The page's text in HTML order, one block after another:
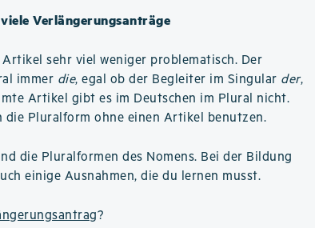
Verlängerungsanträge
sehr viel weniger problematisch. Der
immer die, egal ob der Begleiter im Singular der,
Artikel gibt es im Deutschen im Plural nicht.
die Pluralform ohne einen Artikel benutzen.
die Pluralformen des Nomens. Bei der Bildung
einige Ausnahmen, die du lernen musst.
?